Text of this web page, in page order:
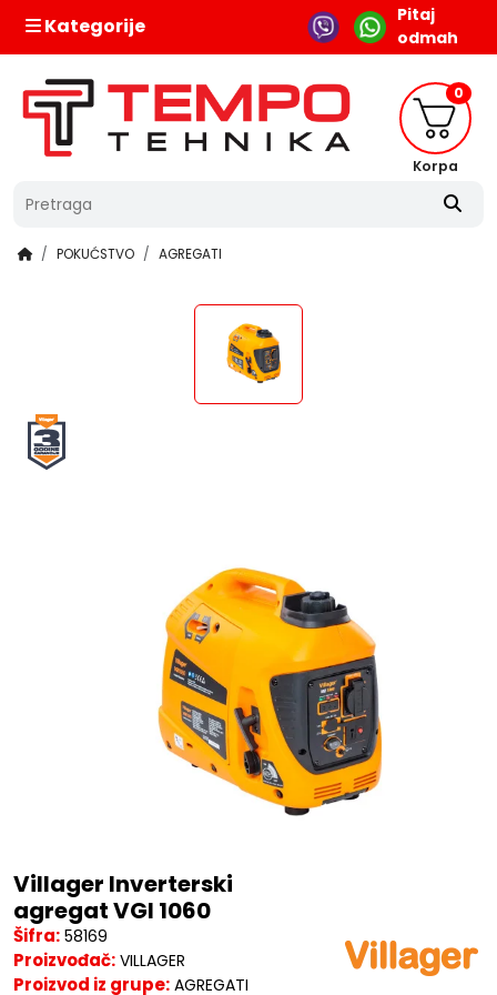
Kategorije
Pitaj
odmah
0
Korpa
POKUĆSTVO AGREGATI
Villager Inverterski
agregat VGI 1060
Šifra: 58169
Proizvođač: VILLAGER
Proizvod iz grupe: AGREGATI